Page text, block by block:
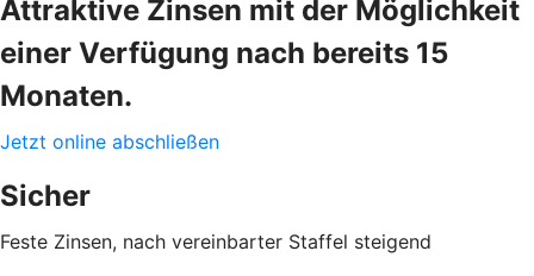
Attraktive Zinsen mit der Möglichkeit
einer Verfügung nach bereits 15
Monaten.
Jetzt online abschließen
Sicher
Feste Zinsen, nach vereinbarter Staffel steigend